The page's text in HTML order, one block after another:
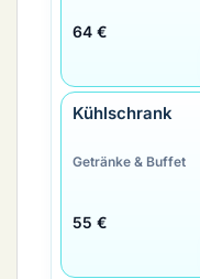
64 €
Kühlschrank
Getränke & Buffet
55 €